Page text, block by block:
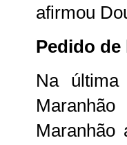
afirmou
Pedido
Na última
Maranhão